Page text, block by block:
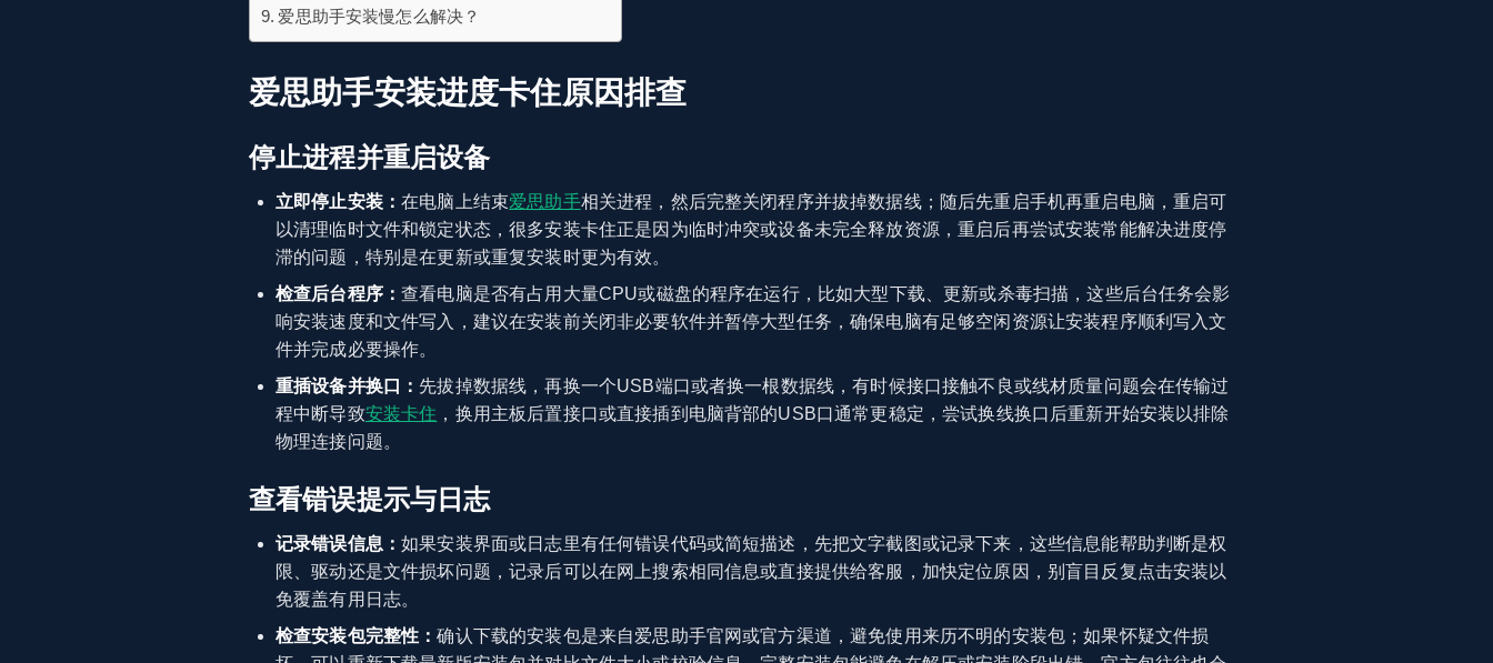
爱思助手安装慢怎么解决？
爱思助手安装进度卡住原因排查
停止进程并重启设备
立即停止安装：在电脑上结束爱思助手相关进程，然后完整关闭程序并拔掉数据线；随后先重启手机再重启电脑，重启可
以清理临时文件和锁定状态，很多安装卡住正是因为临时冲突或设备未完全释放资源，重启后再尝试安装常能解决进度停
滞的问题，特别是在更新或重复安装时更为有效。
检查后台程序：查看电脑是否有占用大量CPU或磁盘的程序在运行，比如大型下载、更新或杀毒扫描，这些后台任务会影
响安装速度和文件写入，建议在安装前关闭非必要软件并暂停大型任务，确保电脑有足够空闲资源让安装程序顺利写入文
件并完成必要操作。
重插设备并换口： 先拔掉数据线，再换一个USB端口或者换一根数据线，有时候接口接触不良或线材质量问题会在传输过
程中断导致安装卡住 ，换用主板后置接口或直接插到电脑背部的USB口通常更稳定，尝试换线换口后重新开始安装以排除
物理连接问题。
查看错误提示与日志
记录错误信息：如果安装界面或日志里有任何错误代码或简短描述，先把文字截图或记录下来，这些信息能帮助判断是权
限、驱动还是文件损坏问题，记录后可以在网上搜索相同信息或直接提供给客服，加快定位原因，别盲目反复点击安装以
免覆盖有用日志。
检查安装包完整性：确认下载的安装包是来自爱思助手官网或官方渠道，避免使用来历不明的安装包；如果怀疑文件损